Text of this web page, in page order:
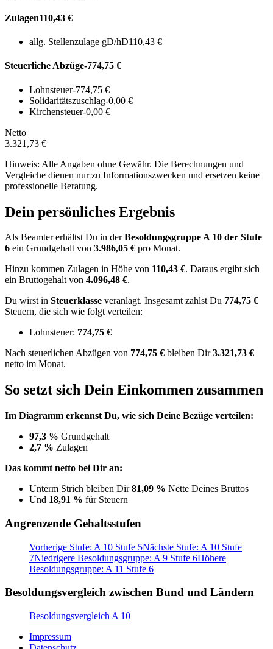
Zulagen110,43 €
allg. Stellenzulage gD/hD110,43 €
Steuerliche Abzüge-774,75 €
Lohnsteuer-774,75 €
Solidaritätszuschlag-0,00 €
Kirchensteuer-0,00 €
Netto
3.321,73 €
Hinweis: Alle Angaben ohne Gewähr. Die Berechnungen und
Vergleiche dienen nur zu Informationszwecken und ersetzen keine
professionelle Beratung.
Dein persönliches Ergebnis
Als Beamter erhältst Du in derBesoldungsgruppeA 10 der Stufe
6 ein Grundgehalt von 3.986,05 € pro Monat.
Hinzu kommen Zulagen in Höhe von 110,43 €. Daraus ergibt sich
ein Bruttogehalt von 4.096,48 €.
Du wirst in Steuerklasse veranlagt. Insgesamt zahlst Du 774,75 €
Steuern, die sich wie folgt verteilen:
Lohnsteuer: 774,75 €
Nach steuerlichen Abzügen von 774,75 € bleiben Dir3.321,73 €
netto im Monat.
So setzt sich Dein Einkommen zusammen
Im Diagramm erkennst Du, wie sich Deine Bezüge verteilen:
97,3 % Grundgehalt
2,7 % Zulagen
Das kommt netto bei Dir an:
Unterm Strich bleiben Dir81,09 % Nette Deines Bruttos
Und 18,91 % für Steuern
Angrenzende Gehaltsstufen
Vorherige Stufe: A 10 Stufe 5Nächste Stufe: A 10 Stufe
7Niedrigere Besoldungsgruppe: A 9 Stufe 6Höhere
Besoldungsgruppe: A 11 Stufe 6
Besoldungsvergleich zwischen Bund und Ländern
Besoldungsvergleich A 10
Impressum